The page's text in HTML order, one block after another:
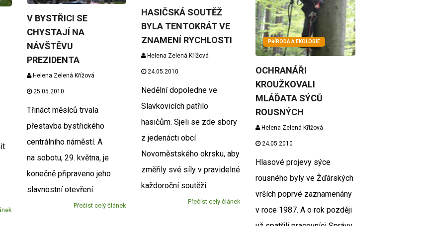
V BYSTŘICI SE
CHYSTAJÍ NA
NÁVŠTĚVU
PREZIDENTA
Helena Zelená Křížová
25.05.2010
Třináct měsíců trvala
přestavba bystřického
centrálního náměstí. A
na sobotu, 29. května, je
konečně připraveno jeho
slavnostní otevření.
Přečíst celý článek
HASIČSKÁ SOUTĚŽ
BYLA TENTOKRÁT VE
ZNAMENÍ RYCHLOSTI
Helena Zelená Křížová
24.05.2010
Nedělní dopoledne ve
Slavkovicích patřilo
hasičům. Sjeli se zde sbory
z jedenácti obcí
Novoměstského okrsku, aby
změřily své síly v pravidelné
každoroční soutěži.
Přečíst celý článek
PŘÍRODA A EKOLOGIE
OCHRANÁŘI
KROUŽKOVALI
MLÁĎATA SÝCŮ
ROUSNÝCH
Helena Zelená Křížová
24.05.2010
Hlasové projevy sýce
rousného byly ve Žďárských
vrších poprvé zaznamenány
v roce 1987. A o rok později